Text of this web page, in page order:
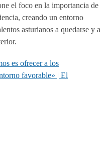
el foco en la importancia de
creando un entorno
asturianos a quedarse y a
es ofrecer a los
favorable» | El